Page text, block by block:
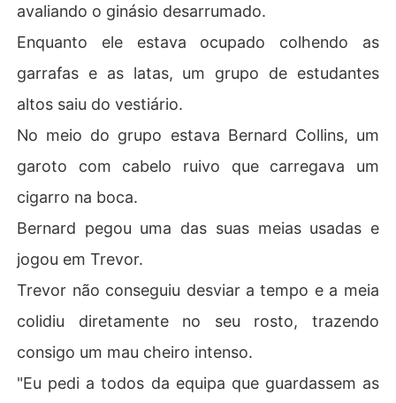
avaliando o ginásio desarrumado.
Enquanto ele estava ocupado colhendo as
garrafas e as latas, um grupo de estudantes
altos saiu do vestiário.
No meio do grupo estava Bernard Collins, um
garoto com cabelo ruivo que carregava um
cigarro na boca.
Bernard pegou uma das suas meias usadas e
jogou em Trevor.
Trevor não conseguiu desviar a tempo e a meia
colidiu diretamente no seu rosto, trazendo
consigo um mau cheiro intenso.
"Eu pedi a todos da equipa que guardassem as